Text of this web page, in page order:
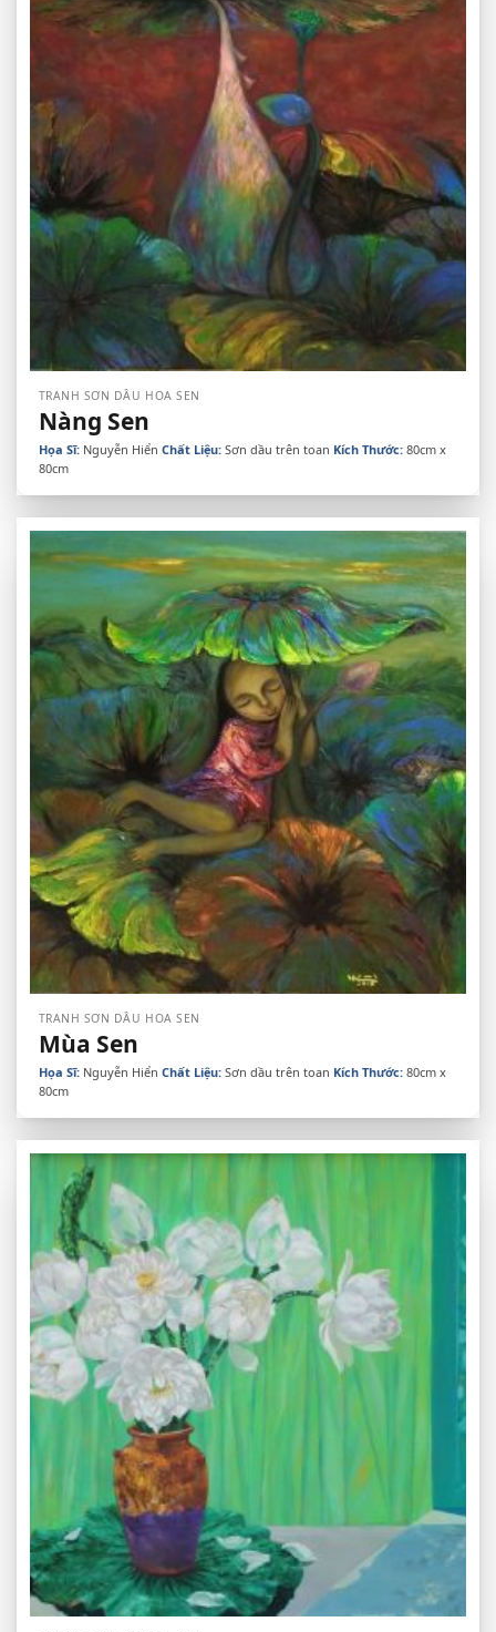
TRANH SƠN DẦU HOA SEN
Nàng Sen
Họa Sĩ:Nguyễn Hiển Chất Liệu:Sơn dầu trên toan Kích Thước:80cm x
80cm
TRANH SƠN DẦU HOA SEN
Mùa Sen
Họa Sĩ:Nguyễn Hiển Chất Liệu:Sơn dầu trên toan Kích Thước:80cm x
80cm